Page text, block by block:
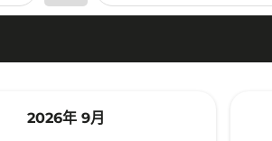
2026年 9月